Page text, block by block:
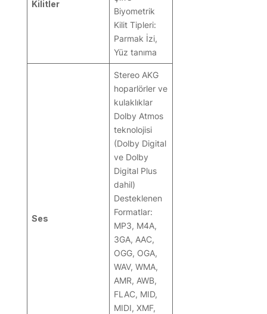
Kilitler
Biyometrik
Kilit Tipleri:
Parmak İzi,
Yüz tanıma
Ses
Stereo AKG
hoparlörler ve
kulaklıklar
Dolby Atmos
teknolojisi
(Dolby Digital
ve Dolby
Digital Plus
dahil)
Desteklenen
Formatlar:
MP3, M4A,
3GA, AAC,
OGG, OGA,
WAV, WMA,
AMR, AWB,
FLAC, MID,
MIDI, XMF,